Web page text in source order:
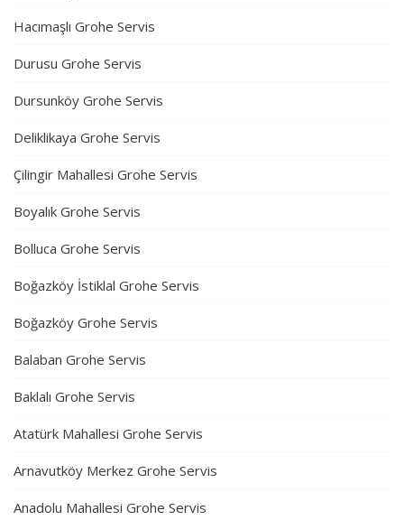
Hacımaşlı Grohe Servis
Durusu Grohe Servis
Dursunköy Grohe Servis
Deliklikaya Grohe Servis
Çilingir Mahallesi Grohe Servis
Boyalık Grohe Servis
Bolluca Grohe Servis
Boğazköy İstiklal Grohe Servis
Boğazköy Grohe Servis
Balaban Grohe Servis
Baklalı Grohe Servis
Atatürk Mahallesi Grohe Servis
Arnavutköy Merkez Grohe Servis
Anadolu Mahallesi Grohe Servis